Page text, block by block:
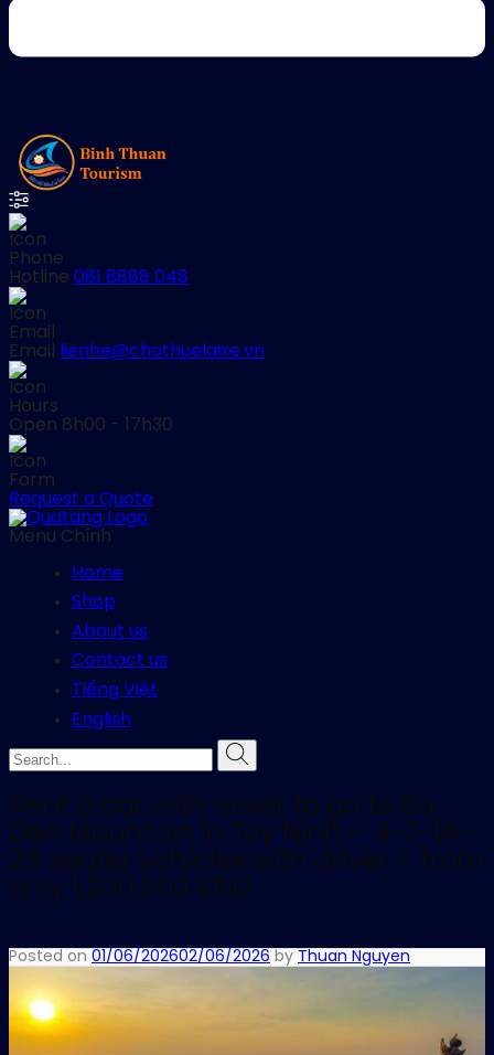
Hotline 081 8888 048
Email lienhe@chothuelaixe.vn
Open 8h00 - 17h30
Request a Quote
Menu Chính
Home
Shop
About us
Contact us
Tiếng Việt
English
Rent a car with driver to go to Ba
Den Mountain in Tay Ninh – 4-7-16-
29 seater vehicles with driver – from
only 1,200,000 VND
Posted on 01/06/202602/06/2026 by Thuan Nguyen